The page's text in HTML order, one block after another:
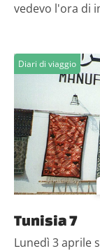
vedevo l'ora di
Diari di viaggio
Tunisia 7
Lunedì 3 aprile